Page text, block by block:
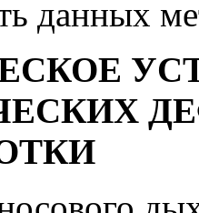
данных